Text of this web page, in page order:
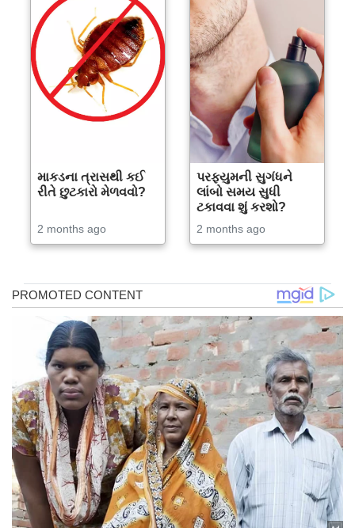
માકડના ત્રાસથી કઈ
રીતે છુટકારો મેળવવો?
2 months ago
પરફ્યુમની સુગંધને
લાંબો સમય સુધી
ટકાવવા શું કરશો?
2 months ago